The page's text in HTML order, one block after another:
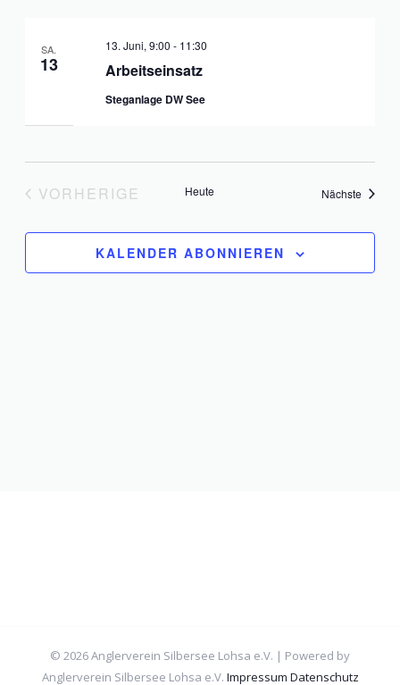
SA.
13 Arbeitseinsatz
13. Juni, 9:00 - 11:30
Steganlage DW See
VORHERIGE
Heute Nächste
KALENDER ABONNIEREN
© 2026 Anglerverein Silbersee Lohsa e.V. | Powered by
Anglerverein Silbersee Lohsa e.V. Impressum Datenschutz